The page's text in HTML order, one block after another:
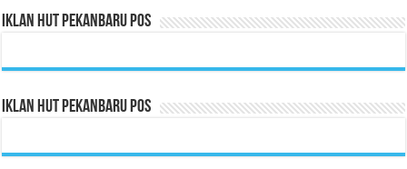
Iklan HUT Pekanbaru Pos
Iklan HUT Pekanbaru Pos